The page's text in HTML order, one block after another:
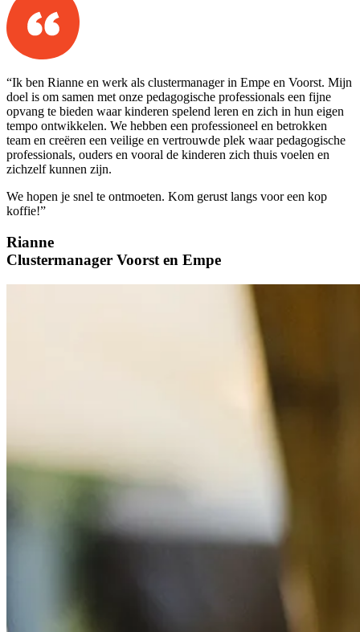
“Ik ben Rianne en werk als clustermanager in Empe en Voorst. Mijn
doel is om samen met onze pedagogische professionals een fijne
opvang te bieden waar kinderen spelend leren en zich in hun eigen
tempo ontwikkelen. We hebben een professioneel en betrokken
team en creëren een veilige en vertrouwde plek waar pedagogische
professionals, ouders en vooral de kinderen zich thuis voelen en
zichzelf kunnen zijn.
We hopen je snel te ontmoeten. Kom gerust langs voor een kop
koffie!”
Rianne
Clustermanager Voorst en Empe